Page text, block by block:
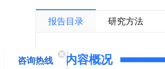
报告目录 研究方法
内容概况
咨询热线